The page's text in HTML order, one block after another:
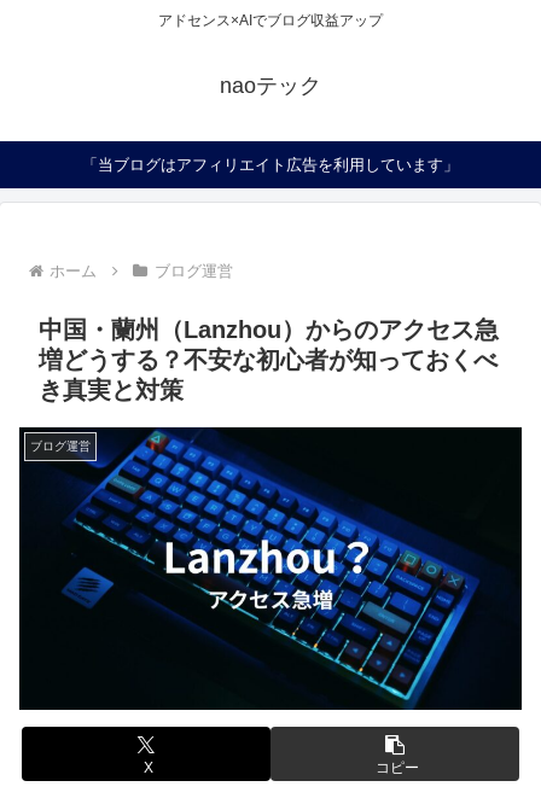
アドセンス×AIでブログ収益アップ
naoテック
「当ブログはアフィリエイト広告を利用しています」
ホーム ブログ運営
中国・蘭州（Lanzhou）からのアクセス急
増どうする？不安な初心者が知っておくべ
き真実と対策
ブログ運営
X コピー